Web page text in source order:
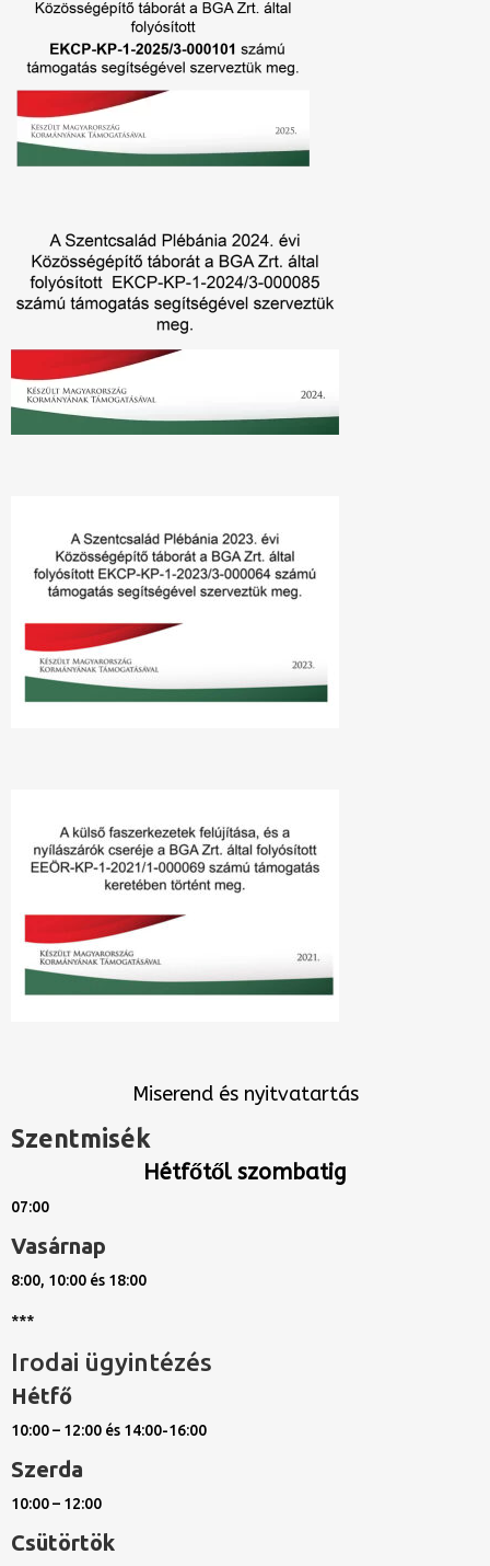
Miserend és nyitvatartás
Szentmisék
Hétfőtől szombatig
07:00
Vasárnap
8:00, 10:00 és 18:00
***
Irodai ügyintézés
Hétfő
10:00 – 12:00 és 14:00-16:00
Szerda
10:00 – 12:00
Csütörtök